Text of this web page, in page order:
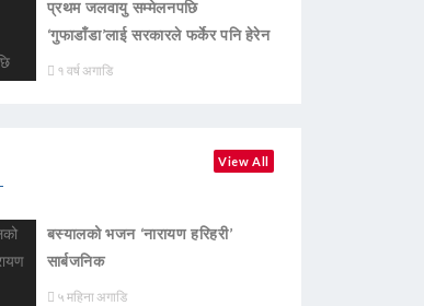
प्रथम जलवायु सम्मेलनपछि
‘गुफाडाँडा’लाई सरकारले फर्केर पनि हेरेन
१ वर्ष अगाडि
View All
बस्यालको भजन ‘नारायण हरिहरी’
सार्बजनिक
५ महिना अगाडि